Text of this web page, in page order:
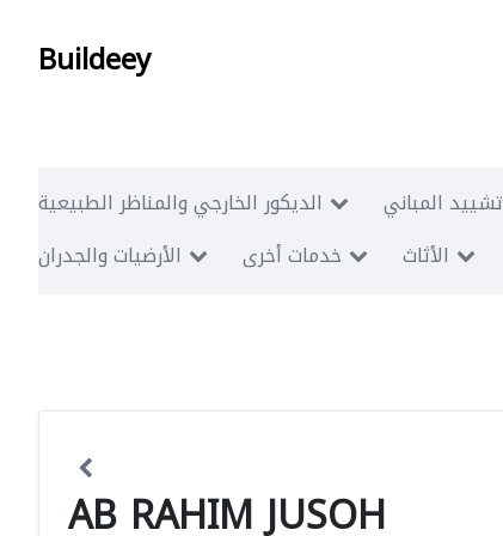
Buildeey
الديكور الخارجي والمناظر الطبيعية تشييد المباني
الأرضيات والجدران
خدمات أخرى الأثاث
AB RAHIM JUSOH